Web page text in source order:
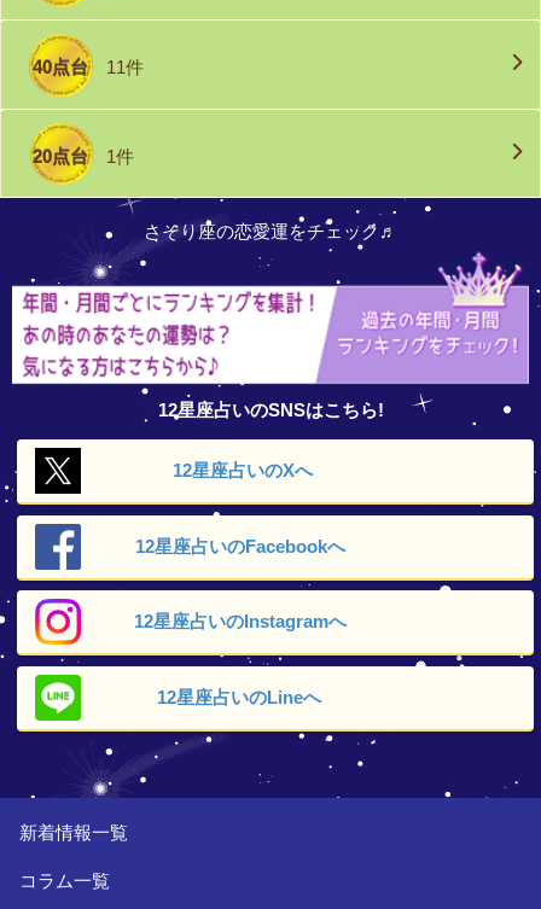
40点台 11件
20点台 1件
さそり座の恋愛運をチェック♬
12星座占いのSNSはこちら!
12星座占いのXへ
12星座占いのFacebookへ
12星座占いのInstagramへ
12星座占いのLineへ
新着情報一覧
コラム一覧